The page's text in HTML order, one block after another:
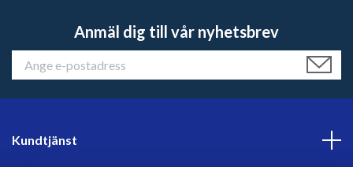
Anmäl dig till vår nyhetsbrev
Kundtjänst